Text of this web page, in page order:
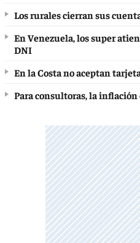
Los rurales cierran sus
En Venezuela, los super
DNI
En la Costa no aceptan
Para consultoras, la inflación